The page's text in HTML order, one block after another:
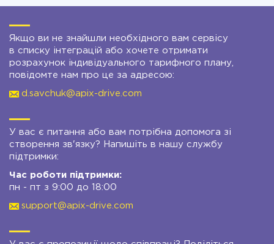
Якщо ви не знайшли необхідного вам сервісу
в списку інтеграцій або хочете отримати
розрахунок індивідуального тарифного плану,
повідомте нам про це за адресою:
d.savchuk@apix-drive.com
У вас є питання або вам потрібна допомога зі
створення зв'язку? Напишіть в нашу службу
підтримки:
Час роботи підтримки:
пн - пт з 9:00 до 18:00
support@apix-drive.com